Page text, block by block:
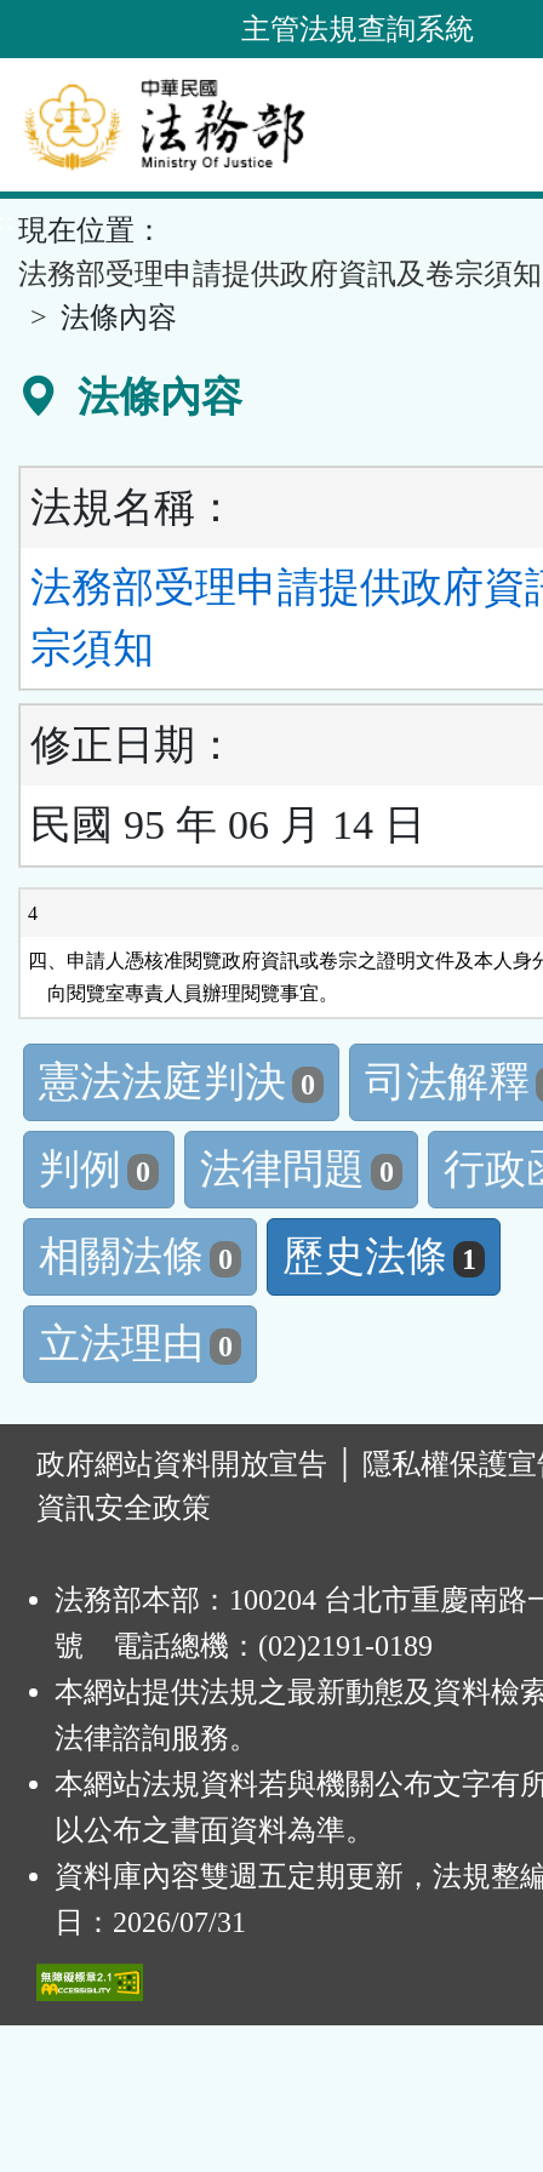
到
要
內
容
區
塊
主管法規查詢系統
現在位置：
法務部受理申請提供政府資訊及卷宗須知
法條內容
法條內容
法規名稱：
法務部受理申請提供政府資
宗須知
修正日期：
民國 95 年 06 月 14 日
4
四、申請人憑核准閱覽政府資訊或卷宗之證明文件及本人身
    向閱覽室專責人員辦理閱覽事宜。
憲法法庭判決 0
司法解釋
判例
0 法律問題 0
行政
相關法條 0 歷史法條 1
立法理由 0
政府網站資料開放宣告
隱私權保護
資訊安全政策
法務部本部：100204 台北市重慶南路
號 電話總機：(02)2191-0189
本網站提供法規之最新動態及資料檢
法律諮詢服務。
本網站法規資料若與機關公布文字有
以公布之書面資料為準。
資料庫內容雙週五定期更新，法規整
日：2026/07/31